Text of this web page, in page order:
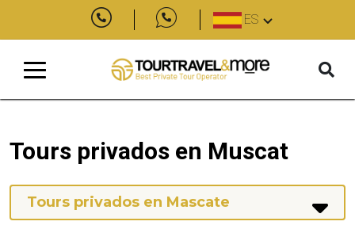
ES
Tours privados en Muscat
Tours privados en Mascate